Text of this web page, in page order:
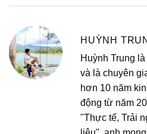
HUỲNH
Huỳnh Trung
và là chuyên
hơn 10 năm
động từ năm
"Thực tế, Trải